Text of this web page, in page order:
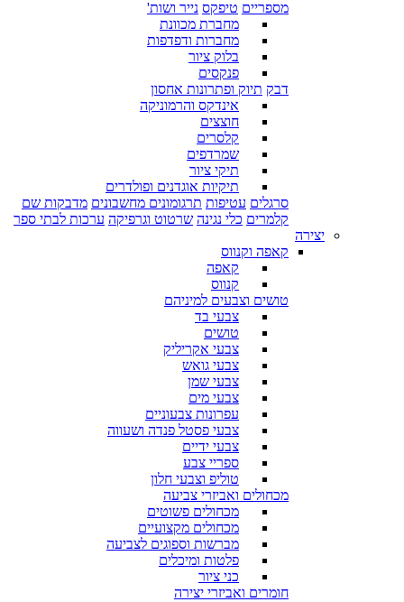
מספריים טיפקס נייר ושות'
מחברת מכוונת
מחברות ודפדפות
בלוק ציור
פנקסים
דבק תיוק ופתרונות אחסון
אינדקס והרמוניקה
חוצצים
קלסרים
שמרדפים
תיקי ציור
תיקיות אוגדנים ופולדרים
סרגלים עטיפות תרגומונים מחשבונים מדבקות שם
קלמרים כלי נגינה שרטוט וגרפיקה ערכות לבתי ספר
יצירה
קאפה וקנווס
קאפה
קנווס
טושים וצבעים למיניהם
צבעי בד
טושים
צבעי אקריליק
צבעי גואש
צבעי שמן
צבעי מים
עפרונות צבעוניים
צבעי פסטל פנדה ושעווה
צבעי ידיים
ספריי צבע
טוליפ וצבעי חלון
מכחולים ואביזרי צביעה
מכחולים פשוטים
מכחולים מקצועיים
מברשות וספוגים לצביעה
פלטות ומיכלים
כני ציור
חומרים ואביזרי יצירה